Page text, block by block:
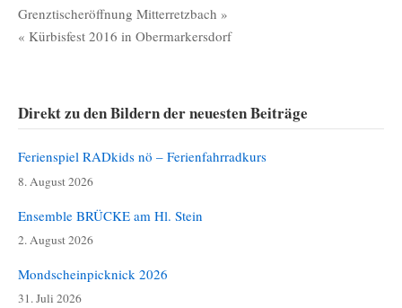
Beitragsnavigation
Grenztischeröffnung Mitterretzbach »
« Kürbisfest 2016 in Obermarkersdorf
Direkt zu den Bildern der neuesten Beiträge
Ferienspiel RADkids nö – Ferienfahrradkurs
8. August 2026
Ensemble BRÜCKE am Hl. Stein
2. August 2026
Mondscheinpicknick 2026
31. Juli 2026